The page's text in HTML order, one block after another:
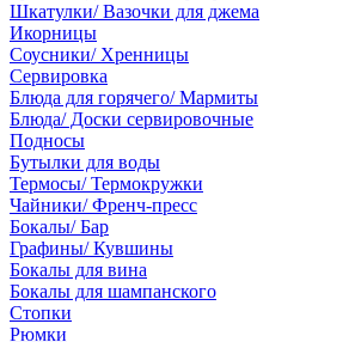
Шкатулки/ Вазочки для джема
Икорницы
Соусники/ Хренницы
Сервировка
Блюда для горячего/ Мармиты
Блюда/ Доски сервировочные
Подносы
Бутылки для воды
Термосы/ Термокружки
Чайники/ Френч-пресс
Бокалы/ Бар
Графины/ Кувшины
Бокалы для вина
Бокалы для шампанского
Стопки
Рюмки